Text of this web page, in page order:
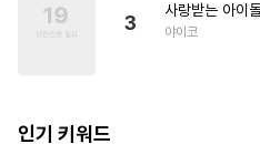
3
사랑받는 아이
야이코
인기 키워드